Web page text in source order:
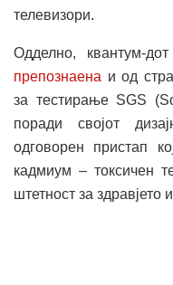
телевизори.
Одделно, квантум-
препознаена и од
за тестирање SGS
поради својот
одговорен пристап
кадмиум – токсичен
штетност за здравјето